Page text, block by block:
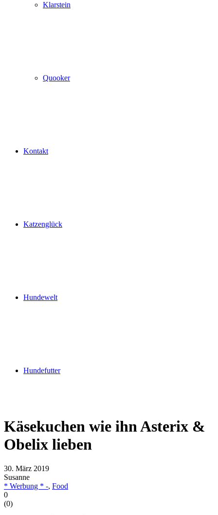
Klarstein
Quooker
Kontakt
Katzenglück
Hundewelt
Hundefutter
Käsekuchen wie ihn Asterix &
Obelix lieben
30. März 2019
Susanne
* Werbung * -, Food
0
(0)